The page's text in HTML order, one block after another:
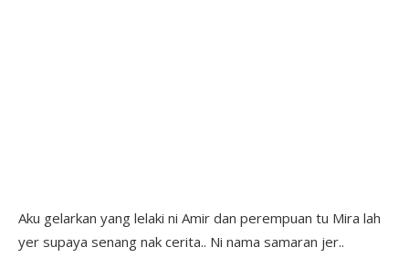
Aku gelarkan yang lelaki ni Amir dan perempuan tu Mira lah
yer supaya senang nak cerita.. Ni nama samaran jer..